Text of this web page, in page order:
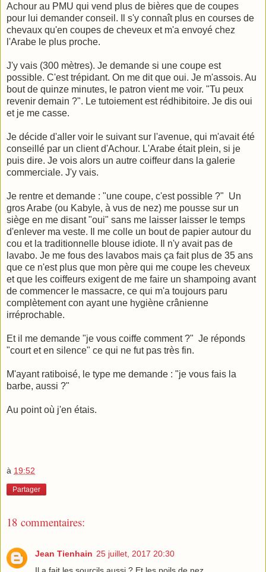
Achour au PMU qui vend plus de bières que de coupes
pour lui demander conseil. Il s'y connaît plus en courses de
chevaux qu'en coupes de cheveux et m'a envoyé chez
l'Arabe le plus proche.
J'y vais (300 mètres). Je demande si une coupe est
possible. C'est trépidant. On me dit que oui. Je m'assois. Au
bout de quinze minutes, le patron vient me voir. "Tu peux
revenir demain ?". Le tutoiement est rédhibitoire. Je dis oui
et je me casse.
Je décide d'aller voir le suivant sur l'avenue, qui m'avait été
conseillé par un client d'Achour. L'Arabe était plein, si je
puis dire. Je vois alors un autre coiffeur dans la galerie
commerciale. J'y vais.
Je rentre et demande : "une coupe, c'est possible ?" Un
gros Arabe (ou Kabyle, à vus de nez) me pousse sur un
siège en me disant "oui" sans me laisser laisser le temps
d'enlever ma veste. Il me colle un bout de papier autour du
cou et la traditionnelle blouse idiote. Il n'y avait pas de
lavabo. Je me fous des lavabos mais ça fait plus de 35 ans
que ce n'est plus que mon père qui me coupe les cheveux
et que les coiffeurs exigent de me faire un shampoing avant
de commencer le massacre, ce qui m'a toujours paru
complètement con ayant une hygiène crânienne
irréprochable.
Et il me demande "je vous coiffe comment ?" Je réponds
"court et en silence" ce qui ne fut pas très fin.
M'ayant ratiboisé, le type me demande : "je vous fais la
barbe, aussi ?"
Au point où j'en étais.
à 19:52
Partager
18 commentaires:
Jean Tienhain 25 juillet, 2017 20:30
Il a fait les sourcils aussi ? Et les poils de nez...